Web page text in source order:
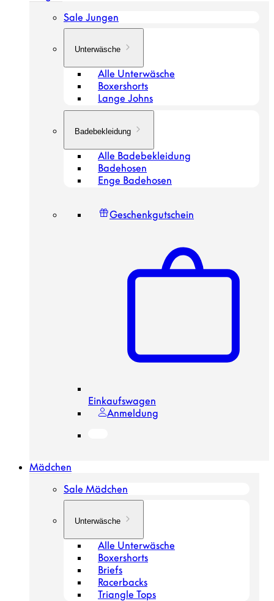
Sale Jungen
Unterwäsche
Alle Unterwäsche
Boxershorts
Lange Johns
Badebekleidung
Alle Badebekleidung
Badehosen
Enge Badehosen
Geschenkgutschein
Einkaufswagen
Anmeldung
Mädchen
Sale Mädchen
Unterwäsche
Alle Unterwäsche
Boxershorts
Briefs
Racerbacks
Triangle Tops